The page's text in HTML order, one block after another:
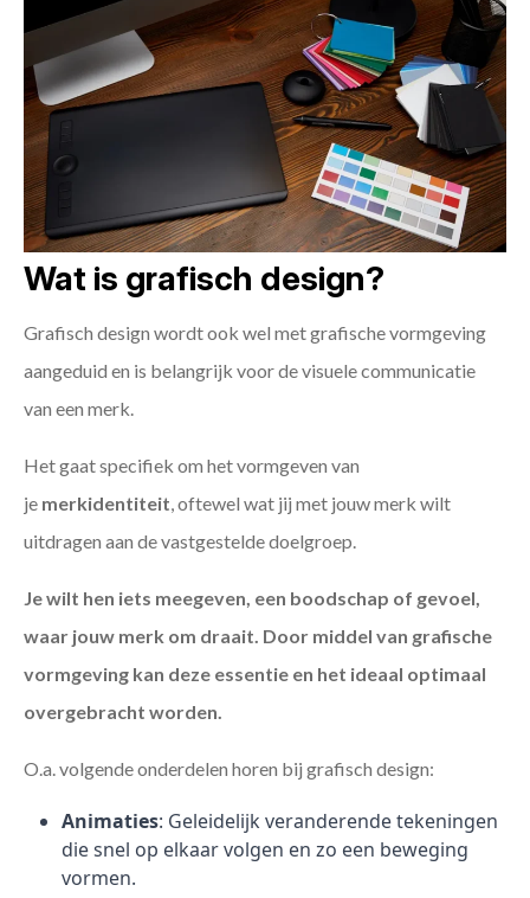
Wat is grafisch design?
Grafisch design wordt ook wel met grafische vormgeving
aangeduid en is belangrijk voor de visuele communicatie
van een merk.
Het gaat specifiek om het vormgeven van
je merkidentiteit , oftewel wat jij met jouw merk wilt
uitdragen aan de vastgestelde doelgroep.
Je wilt hen iets meegeven, een boodschap of gevoel,
waar jouw merk om draait. Door middel van grafische
vormgeving kan deze essentie en het ideaal optimaal
overgebracht worden.
O.a. volgende onderdelen horen bij grafisch design:
Animaties: Geleidelijk veranderende tekeningen
die snel op elkaar volgen en zo een beweging
vormen.